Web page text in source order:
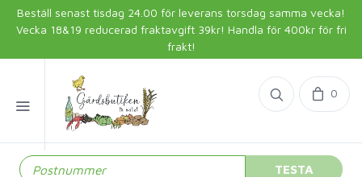
Beställ senast tisdag 24.00 för leverans torsdag samma vecka!
Vecka 18&19 reducerad fraktavgift 39kr! Handla för 400kr för fri
frakt!
0
TESTA